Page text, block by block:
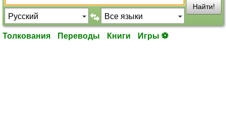
Найти!
Толкования Переводы Книги Игры ⚽